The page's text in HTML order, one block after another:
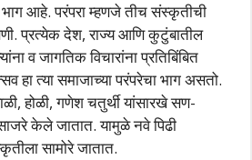
आहे. परंपरा म्हणजे तीच संस्कृतीची
प्रत्येक देश, राज्य आणि कुटुंबातील
व जागतिक विचारांना प्रतिबिंबित
हा त्या समाजाच्या परंपरेचा भाग असतो.
होळी, गणेश चतुर्थी यांसारखे सण-
केले जातात. यामुळे नवे पिढी
सामोरे जातात.